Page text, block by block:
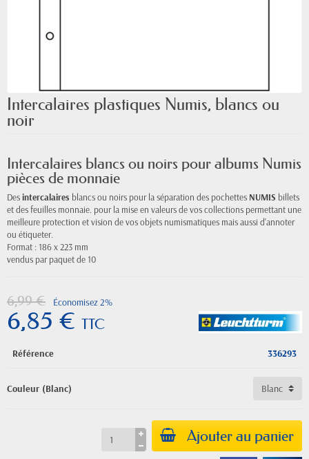
Intercalaires plastiques Numis, blancs ou
noir
Intercalaires blancs ou noirs pour albums Numis
pièces de monnaie
Desintercalaires blancs ou noirs pour la séparation des pochettes NUMIS billets
et des feuilles monnaie. pour la mise en valeurs de vos collections permettant une
meilleure protection et vision de vos objets numismatiques mais aussi d'annoter
ou étiqueter.
Format : 186 x 223 mm
vendus par paquet de 10
6,99 € Économisez 2%
6,85 € TTC
Référence 336293
Couleur (Blanc)
Ajouter au panier